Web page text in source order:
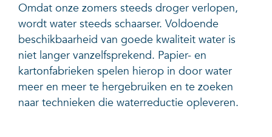
Omdat onze zomers steeds droger verlopen,
wordt water steeds schaarser. Voldoende
beschikbaarheid van goede kwaliteit water is
niet langer vanzelfsprekend. Papier- en
kartonfabrieken spelen hierop in door water
meer en meer te hergebruiken en te zoeken
naar technieken die waterreductie opleveren.